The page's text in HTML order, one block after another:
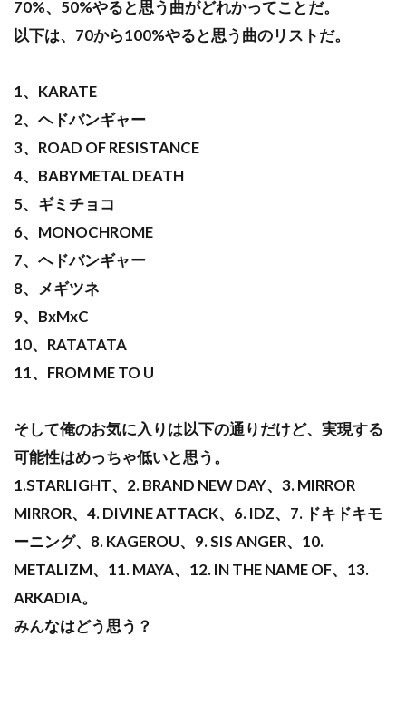
70%、50%やると思う曲がどれかってことだ。
以下は、70から100%やると思う曲のリストだ。
1、KARATE
2、ヘドバンギャー
3、ROAD OF RESISTANCE
4、BABYMETAL DEATH
5、ギミチョコ
6、MONOCHROME
7、ヘドバンギャー
8、メギツネ
9、BxMxC
10、RATATATA
11、FROM ME TO U
そして俺のお気に入りは以下の通りだけど、実現する
可能性はめっちゃ低いと思う。
1.STARLIGHT、2. BRAND NEW DAY、3. MIRROR
MIRROR、4. DIVINE ATTACK、6. IDZ、7. ドキドキモ
ーニング、8. KAGEROU、9. SIS ANGER、10.
METALIZM、11. MAYA、12. IN THE NAME OF、13.
ARKADIA。
みんなはどう思う？